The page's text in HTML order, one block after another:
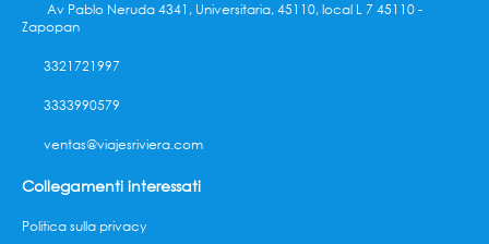
Av Pablo Neruda 4341, Universitaria, 45110, local L 7 45110 -
Zapopan
3321721997
3333990579
ventas@viajesriviera.com
Collegamenti interessati
Politica sulla privacy